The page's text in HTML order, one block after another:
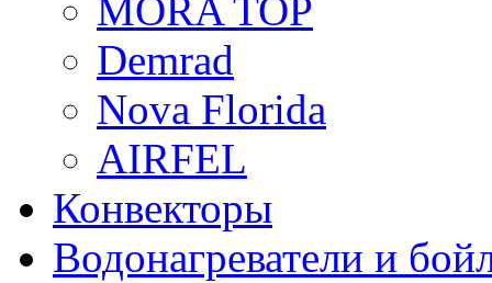
MORA TOP
Demrad
Nova Florida
AIRFEL
Конвекторы
Водонагреватели и